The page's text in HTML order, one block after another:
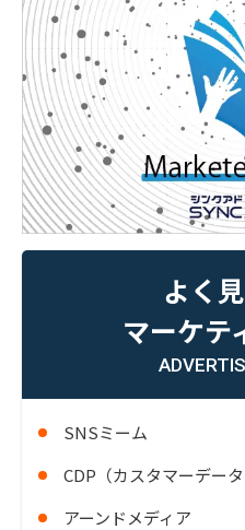
よく
マーケテ
SNSミーム
CDP（カスタマーデー
アーンドメディア